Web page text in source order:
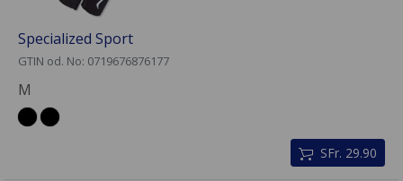
Specialized Sport
GTIN od. No: 0719676876177
M
SFr. 29.90